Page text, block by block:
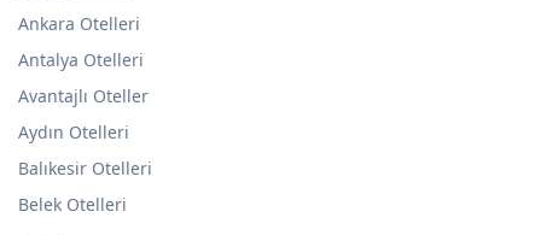
Ankara Otelleri
Antalya Otelleri
Avantajlı Oteller
Aydın Otelleri
Balıkesir Otelleri
Belek Otelleri